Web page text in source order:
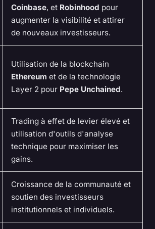
Coinbase, et Robinhood pour
augmenter la visibilité et attirer
de nouveaux investisseurs.
Utilisation de la blockchain
Ethereum et de la technologie
Layer 2 pour Pepe Unchained.
Trading à effet de levier élevé et
utilisation d'outils d'analyse
technique pour maximiser les
gains.
Croissance de la communauté et
soutien des investisseurs
institutionnels et individuels.